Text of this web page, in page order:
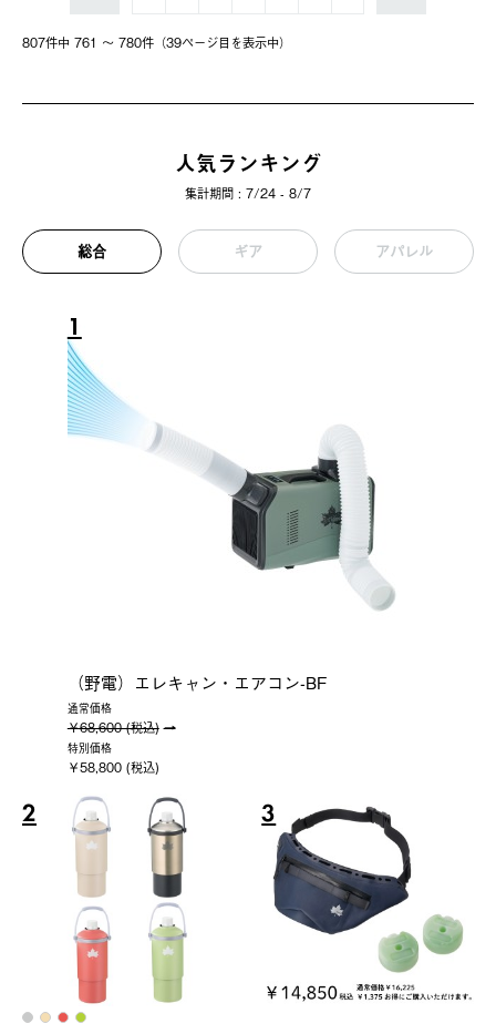
807件中 761 〜 780件（39ページ⽬を表⽰中）
人気ランキング
集計期間 : 7/24 - 8/7
総合 ギア アパレル
1
（野電）エレキャン・エアコン-BF
通常価格
￥68,600 (税込)
特別価格
￥58,800 (税込)
2 3